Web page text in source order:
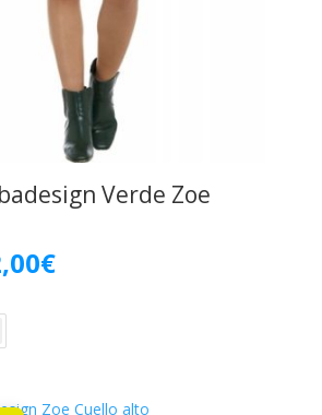
Verde Zoe
€El